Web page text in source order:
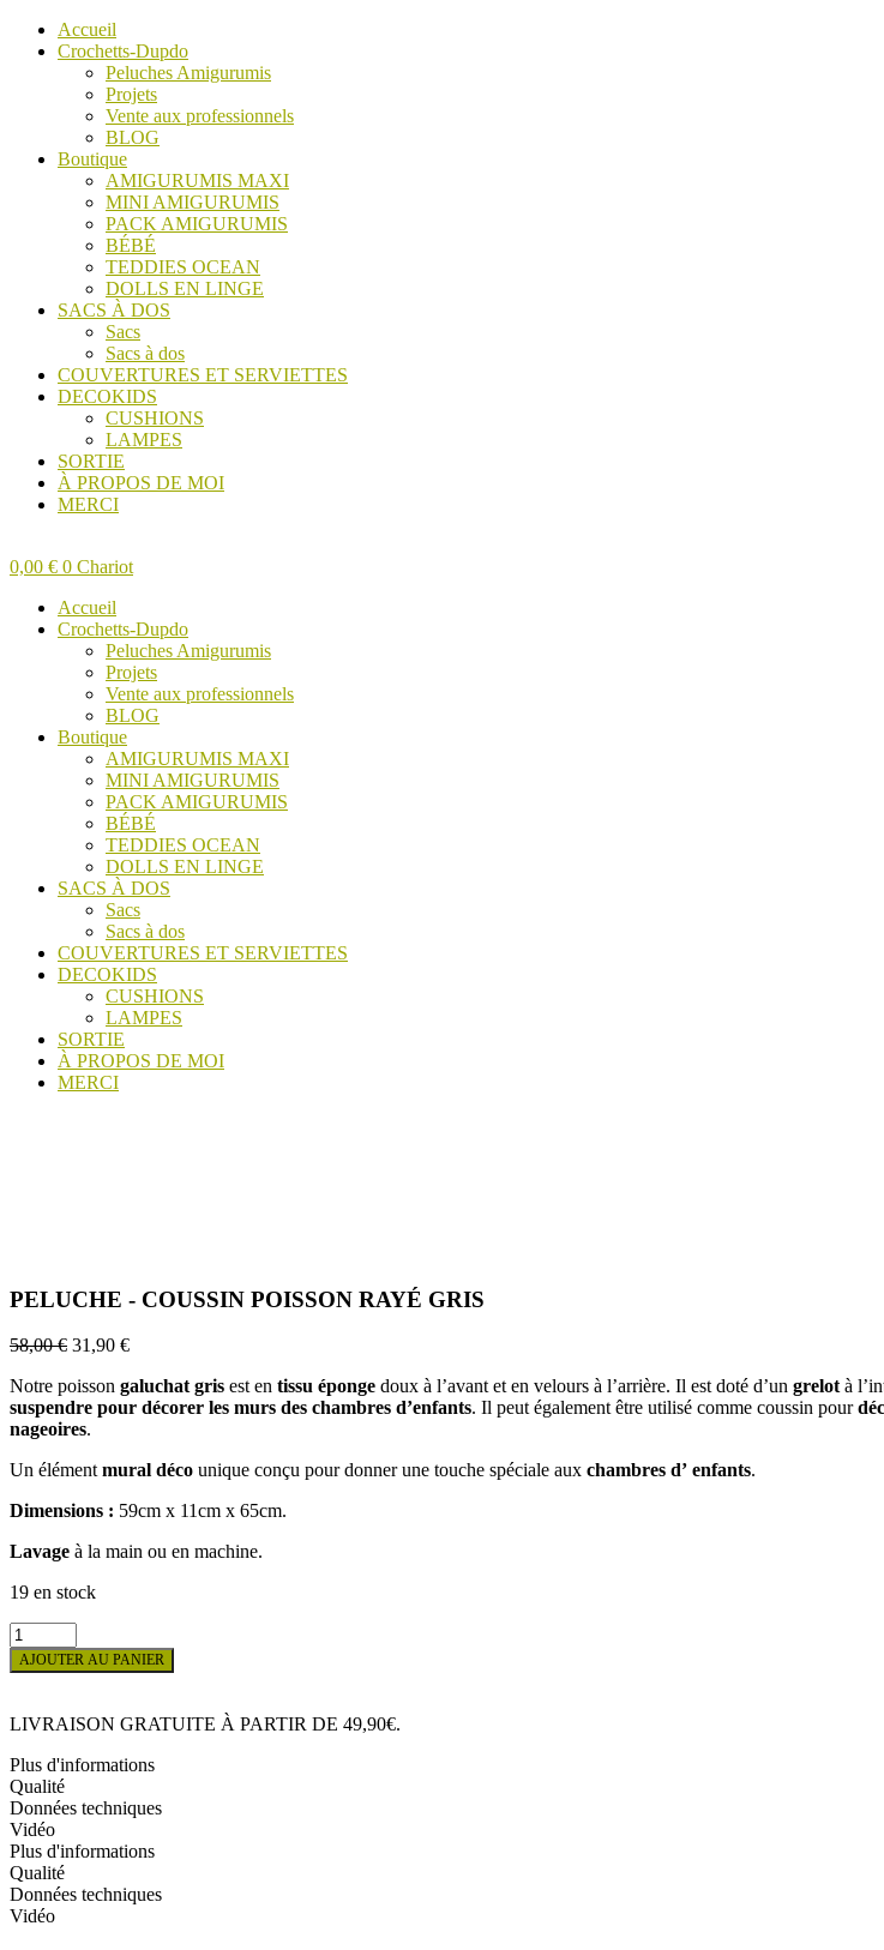
Accueil
Crochetts-Dupdo
Peluches Amigurumis
Projets
Vente aux professionnels
BLOG
Boutique
AMIGURUMIS MAXI
MINI AMIGURUMIS
PACK AMIGURUMIS
BÉBÉ
TEDDIES OCEAN
DOLLS EN LINGE
SACS À DOS
Sacs
Sacs à dos
COUVERTURES ET SERVIETTES
DECOKIDS
CUSHIONS
LAMPES
SORTIE
À PROPOS DE MOI
MERCI
0,00 € 0 Chariot
Accueil
Crochetts-Dupdo
Peluches Amigurumis
Projets
Vente aux professionnels
BLOG
Boutique
AMIGURUMIS MAXI
MINI AMIGURUMIS
PACK AMIGURUMIS
BÉBÉ
TEDDIES OCEAN
DOLLS EN LINGE
SACS À DOS
Sacs
Sacs à dos
COUVERTURES ET SERVIETTES
DECOKIDS
CUSHIONS
LAMPES
SORTIE
À PROPOS DE MOI
MERCI
PELUCHE - COUSSIN POISSON RAYÉ GRIS
58,00€ 31,90 €
Notre poisson galuchat gris est en tissu éponge doux à l’avant et en velours à l’arrière. Il est doté d’un grelotà
suspendre pour décorer les murs des chambres d’enfants. Il peut également être utilisé comme coussin pour
nageoires.
Un élémentmural déco unique conçu pour donner une touche spéciale aux chambres d’ enfants.
Dimensions : 59cm x 11cm x 65cm.
Lavage à la main ou en machine.
19 en stock
quantité
de
PELUCHE
COUSSIN
RAYÉ
GRIS
AJOUTER AU PANIER
LIVRAISON GRATUITE À PARTIR DE 49,90€.
Plus d'informations
Qualité
Données techniques
Vidéo
Plus d'informations
Qualité
Données techniques
Vidéo